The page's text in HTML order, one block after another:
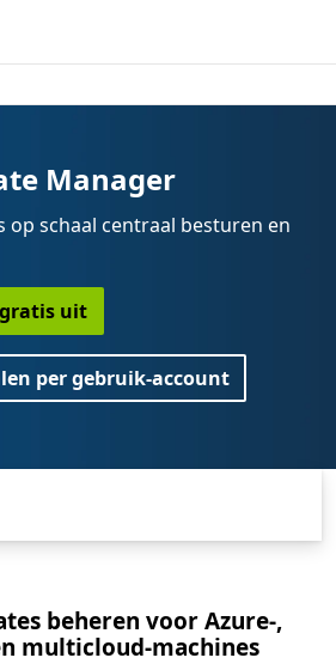
Manager
op schaal centraal besturen en
uit
per gebruik-account
beheren voor Azure-,
multicloud-machines